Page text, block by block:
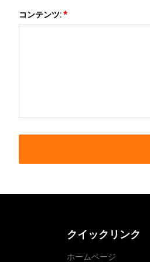
コンテンツ:*
クイックリンク
ホームページ